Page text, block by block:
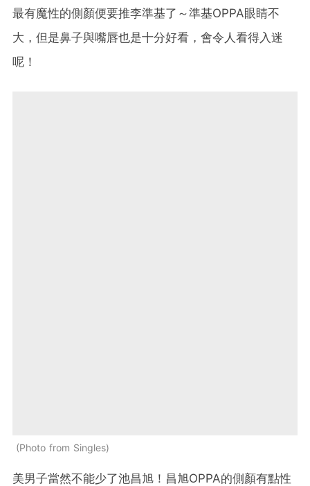
最有魔性的側顏便要推李準基了～準基OPPA眼睛不
大，但是鼻子與嘴唇也是十分好看，會令人看得入迷
呢！
Photo from Singles
美男子當然不能少了池昌旭！昌旭OPPA的側顏有點性